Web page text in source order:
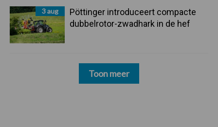
3 aug
Pöttinger introduceert compacte
dubbelrotor-zwadhark in de hef
Toon meer